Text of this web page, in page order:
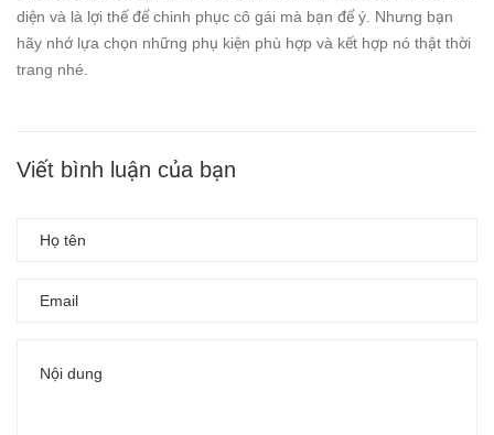
diện và là lợi thế để chinh phục cô gái mà bạn để ý. Nhưng bạn
hãy nhớ lựa chọn những phụ kiện phù hợp và kết hợp nó thật thời
trang nhé.
Viết bình luận của bạn